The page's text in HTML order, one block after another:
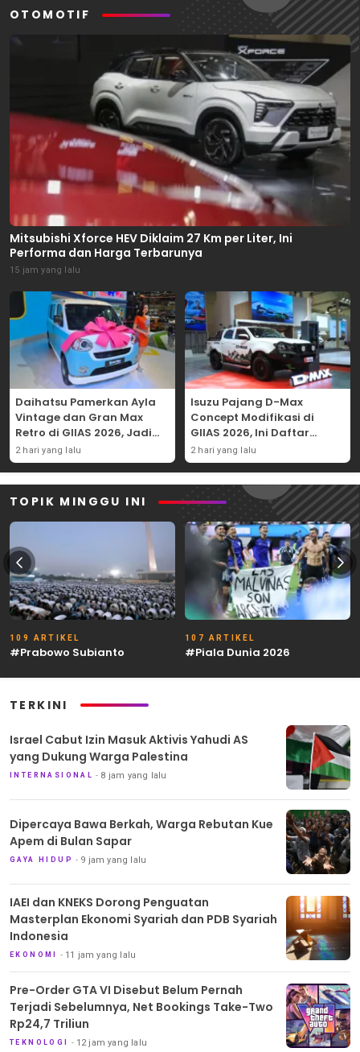
OTOMOTIF
Mitsubishi Xforce HEV Diklaim 27 Km per Liter, Ini
Performa dan Harga Terbarunya
15 jam yang lalu
Daihatsu Pamerkan Ayla
Vintage dan Gran Max
Retro di GIIAS 2026, Jadi
Hadiah Undian
2 hari yang lalu
Isuzu Pajang D-Max
Concept Modifikasi di
GIIAS 2026, Ini Daftar
Ubahannya
2 hari yang lalu
TOPIK MINGGU INI
109 ARTIKEL
#Prabowo Subianto
107 ARTIKEL
#Piala Dunia 2026
TERKINI
Israel Cabut Izin Masuk Aktivis Yahudi AS
yang Dukung Warga Palestina
INTERNASIONAL 8 jam yang lalu
Dipercaya Bawa Berkah, Warga Rebutan Kue
Apem di Bulan Sapar
GAYA HIDUP 9 jam yang lalu
IAEI dan KNEKS Dorong Penguatan
Masterplan Ekonomi Syariah dan PDB Syariah
Indonesia
EKONOMI 11 jam yang lalu
Pre-Order GTA VI Disebut Belum Pernah
Terjadi Sebelumnya, Net Bookings Take-Two
Rp24,7 Triliun
TEKNOLOGI 12 jam yang lalu